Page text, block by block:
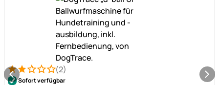
Bewertung: 2 von 5 (2 Bewertungen)
2 Bewertungen
(2)
Sofort verfügbar